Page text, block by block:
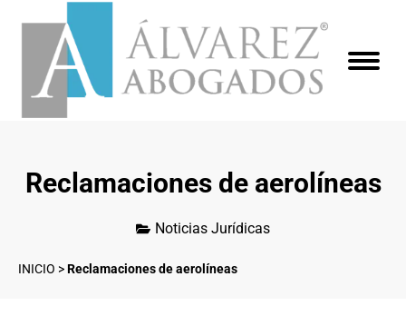
Reclamaciones de aerolíneas
Noticias Jurídicas
INICIO >Reclamaciones de aerolíneas